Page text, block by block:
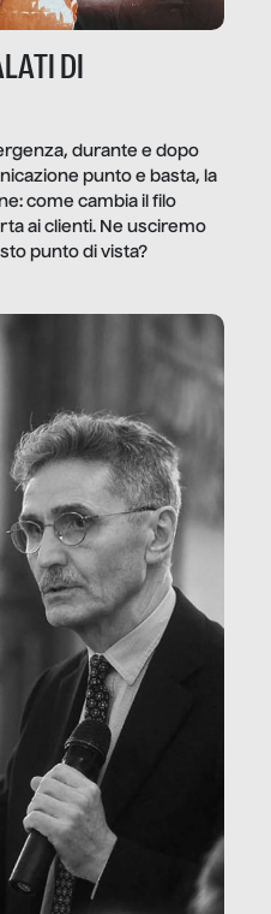
DI
durante e dopo
punto e basta, la
come cambia il filo
ai clienti. Ne usciremo
punto di vista?